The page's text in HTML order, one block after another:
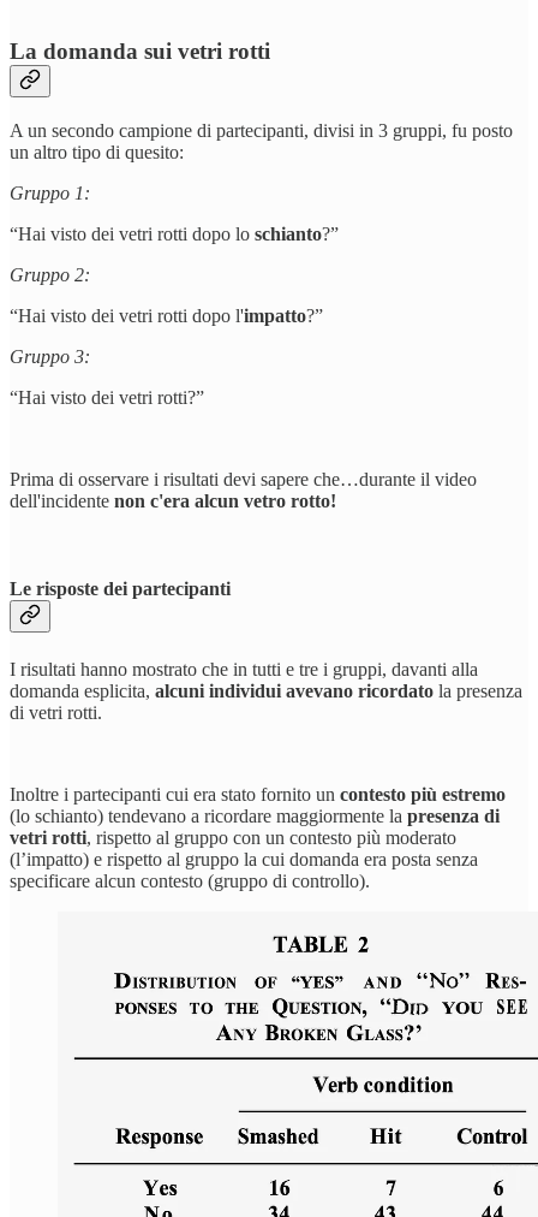
La domanda sui vetri rotti
A un secondo campione di partecipanti, divisi in 3 gruppi, fu posto
un altro tipo di quesito:
Gruppo 1:
“Hai visto dei vetri rotti dopo lo schianto?”
Gruppo 2:
“Hai visto dei vetri rotti dopo l'impatto?”
Gruppo 3:
“Hai visto dei vetri rotti?”
Prima di osservare i risultati devi sapere che…durante il video
dell'incidente non c'era alcun vetro rotto!
Le risposte dei partecipanti
I risultati hanno mostrato che in tutti e tre i gruppi, davanti alla
domanda esplicita, alcuni individui avevano ricordato la presenza
di vetri rotti.
Inoltre i partecipanti cui era stato fornito un contesto più estremo
(lo schianto) tendevano a ricordare maggiormente la presenza di
vetri rotti, rispetto al gruppo con un contesto più moderato
(l’impatto) e rispetto al gruppo la cui domanda era posta senza
specificare alcun contesto (gruppo di controllo).